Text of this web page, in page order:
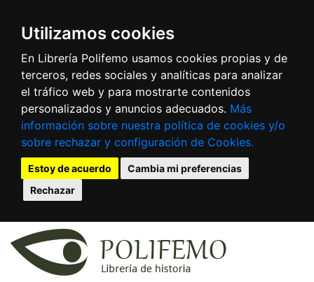
Utilizamos cookies
En Librería Polifemo usamos cookies propias y de
terceros, redes sociales y analíticas para analizar
el tráfico web y para mostrarte contenidos
personalizados y anuncios adecuados. Más
información sobre nuestra política de cookies y/o
sobre rechazar y configuración de Cookies.
Estoy de acuerdo
Cambia mi preferencias
Rechazar